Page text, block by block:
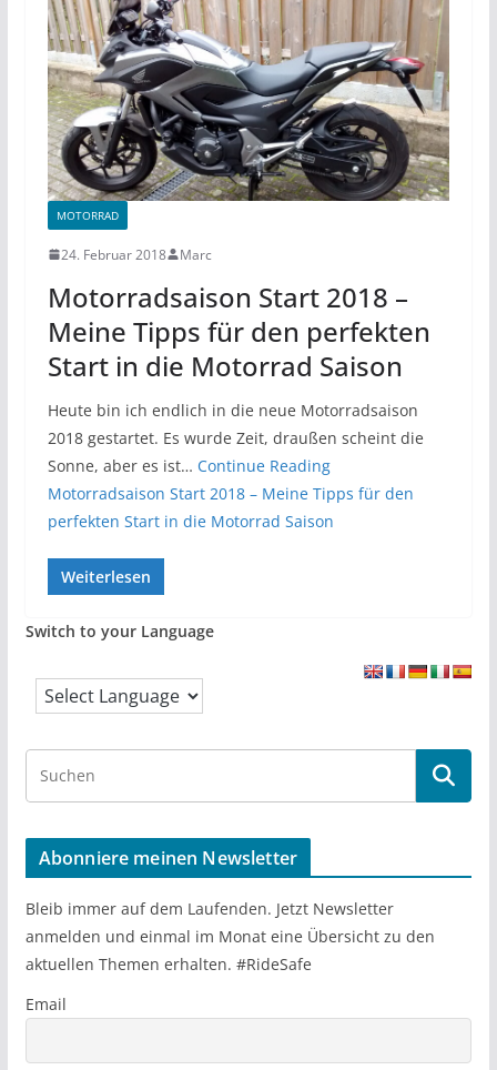
MOTORRAD
24. Februar 2018 Marc
Motorradsaison Start 2018 –
Meine Tipps für den perfekten
Start in die Motorrad Saison
Heute bin ich endlich in die neue Motorradsaison
2018 gestartet. Es wurde Zeit, draußen scheint die
Sonne, aber es ist… Continue Reading
Motorradsaison Start 2018 – Meine Tipps für den
perfekten Start in die Motorrad Saison
Weiterlesen
Switch to your Language
r
h
Abonniere meinen Newsletter
Bleib immer auf dem Laufenden. Jetzt Newsletter
anmelden und einmal im Monat eine Übersicht zu den
aktuellen Themen erhalten. #RideSafe
Email